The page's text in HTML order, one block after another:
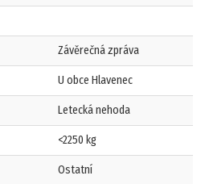
Závěrečná zpráva
U obce Hlavenec
Letecká nehoda
<2250 kg
Ostatní